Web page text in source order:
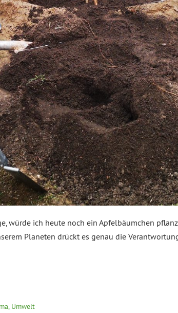
würde ich heute noch ein Apfelbäumchen
Planeten drückt es genau die
Umwelt